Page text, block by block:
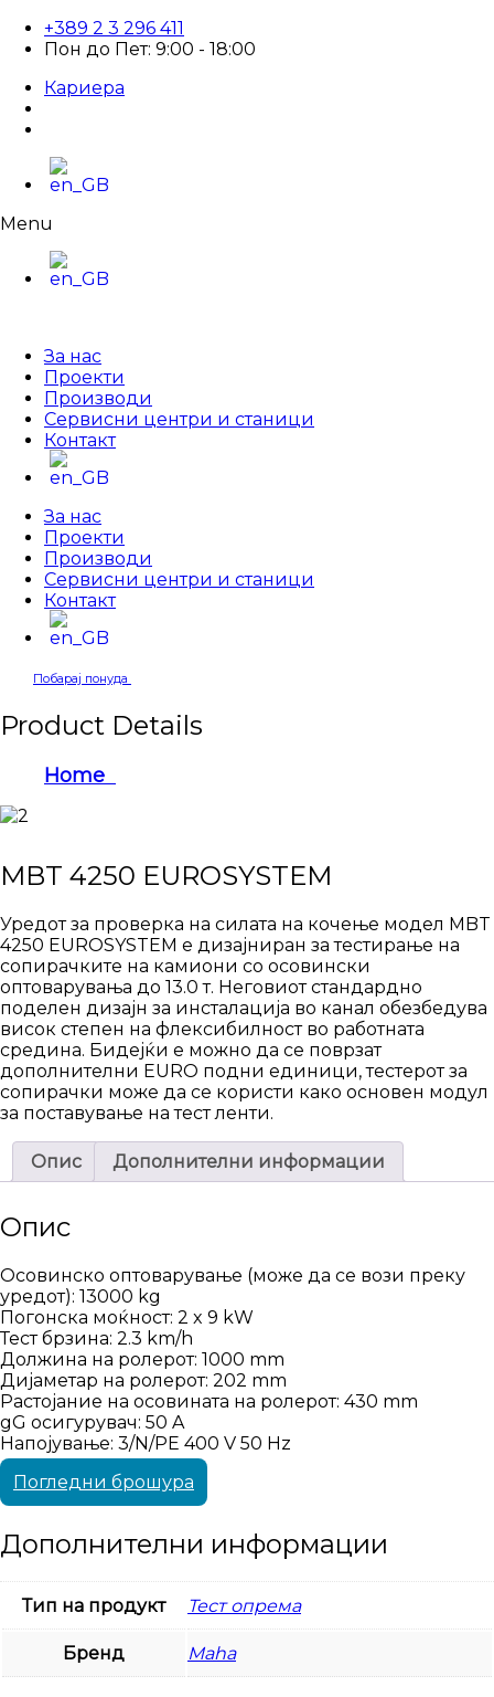
+389 2 3 296 411
Пон до Пет: 9:00 - 18:00
Кариера
Menu
За нас
Проекти
Производи
Сервисни центри и станици
Контакт
За нас
Проекти
Производи
Сервисни центри и станици
Контакт
Побарај понуда
Product Details
Home
MBT 4250 EUROSYSTEM
Уредот за проверка на силата на кочење модел MBT
4250 EUROSYSTEM е дизајниран за тестирање на
сопирачките на камиони со осовински
оптоварувања до 13.0 т. Неговиот стандардно
поделен дизајн за инсталација во канал обезбедува
висок степен на флексибилност во работната
средина. Бидејќи е можно да се поврзат
дополнителни EURO подни единици, тестерот за
сопирачки може да се користи како основен модул
за поставување на тест ленти.
Опис Дополнителни информации
Опис
Осовинско оптоварување (може да се вози преку
уредот): 13000 kg
Погонска моќност: 2 x 9 kW
Тест брзина: 2.3 km/h
Должина на ролерот: 1000 mm
Дијаметар на ролерот: 202 mm
Растојание на осовината на ролерот: 430 mm
gG осигурувач: 50 A
Напојување: 3/N/PE 400 V 50 Hz
Погледни брошура
Дополнителни информации
Тип на продукт Тест опрема
Бренд Maha